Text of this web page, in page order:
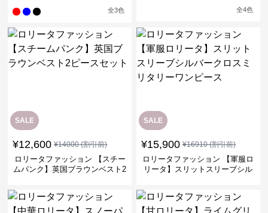
全3色 全4色
SALE
¥12,600 ¥14000(割引前)
ロリータファッション 【スチー
ムパンク】英国ブラウンベスト2
SALE
¥15,900 ¥16910(割引前)
ロリータファッション 【軍服ロ
リータ】スリットスリーブシル